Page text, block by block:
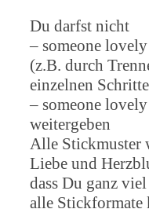
Du darfst nicht
– someone
(z.B. durch
einzelnen
– someone
weitergeben
Alle Stickmuster
Liebe und
dass Du ganz
alle Stickformate